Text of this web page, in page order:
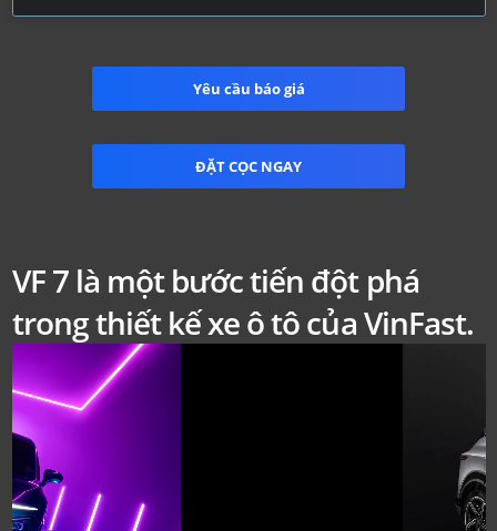
Yêu cầu báo giá
ĐẶT CỌC NGAY
VF 7là một bước tiến đột phá
trong thiết kếxe ô tô của VinFast.